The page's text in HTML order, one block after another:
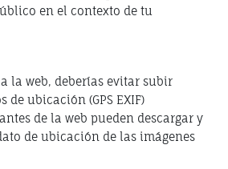
en el contexto de tu
la web, deberías evitar subir
de ubicación (GPS EXIF)
de la web pueden descargar y
de ubicación de las imágenes